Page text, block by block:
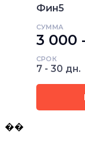
Фин5
СУММА
3 000
СРОК
7 - 30 дн.
��